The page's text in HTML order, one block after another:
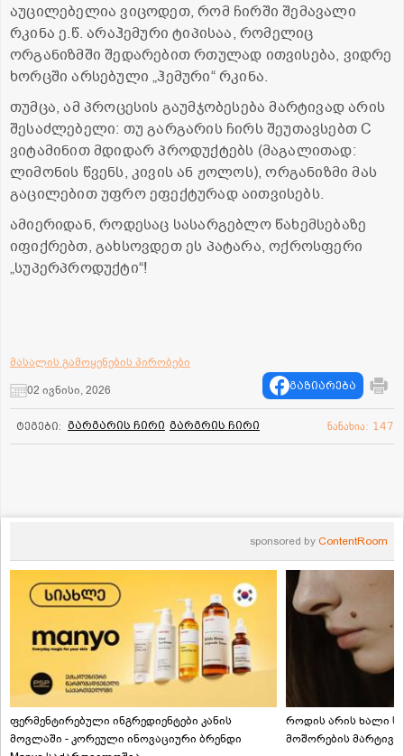
აუცილებელია ვიცოდეთ, რომ ჩირში შემავალი
რკინა ე.წ. არაჰემური ტიპისაა, რომელიც
ორგანიზმში შედარებით რთულად ითვისება, ვიდრე
ხორცში არსებული „ჰემური“ რკინა.
თუმცა, ამ პროცესის გაუმჯობესება მარტივად არის
შესაძლებელი: თუ გარგარის ჩირს შეუთავსებთ C
ვიტამინით მდიდარ პროდუქტებს (მაგალითად:
ლიმონის წვენს, კივის ან ჟოლოს), ორგანიზმი მას
გაცილებით უფრო ეფექტურად აითვისებს.
ამიერიდან, როდესაც სასარგებლო წახემსებაზე
იფიქრებთ, გახსოვდეთ ეს პატარა, ოქროსფერი
„სუპერპროდუქტი“!
მასალის გამოყენების პირობები
02 ივნისი, 2026
გაზიარება
ტეგები: გარგარის ჩირი გარგრის ჩირი ნანახია: 147
sponsored by ContentRoom
ფერმენტირებული ინგრედიენტები კანის
მოვლაში - კორეული ინოვაციური ბრენდი
როდის არის ხალი
მოშორების